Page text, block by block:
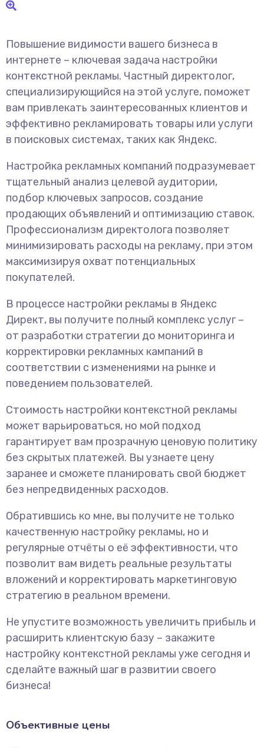
Повышение видимости вашего бизнеса в
интернете – ключевая задача настройки
контекстной рекламы. Частный директолог,
специализирующийся на этой услуге, поможет
вам привлекать заинтересованных клиентов и
эффективно рекламировать товары или услуги
в поисковых системах, таких как Яндекс.
Настройка рекламных компаний подразумевает
тщательный анализ целевой аудитории,
подбор ключевых запросов, создание
продающих объявлений и оптимизацию ставок.
Профессионализм директолога позволяет
минимизировать расходы на рекламу, при этом
максимизируя охват потенциальных
покупателей.
В процессе настройки рекламы в Яндекс
Директ, вы получите полный комплекс услуг –
от разработки стратегии до мониторинга и
корректировки рекламных кампаний в
соответствии с изменениями на рынке и
поведением пользователей.
Стоимость настройки контекстной рекламы
может варьироваться, но мой подход
гарантирует вам прозрачную ценовую политику
без скрытых платежей. Вы узнаете цену
заранее и сможете планировать свой бюджет
без непредвиденных расходов.
Обратившись ко мне, вы получите не только
качественную настройку рекламы, но и
регулярные отчёты о её эффективности, что
позволит вам видеть реальные результаты
вложений и корректировать маркетинговую
стратегию в реальном времени.
Не упустите возможность увеличить прибыль и
расширить клиентскую базу – закажите
настройку контекстной рекламы уже сегодня и
сделайте важный шаг в развитии своего
бизнеса!
Объективные цены